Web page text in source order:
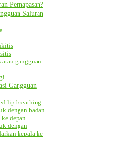
Pernapasan?
Saluran
atau gangguan
Gangguan
lip breathing
dengan badan
depan
dengan
kepala ke